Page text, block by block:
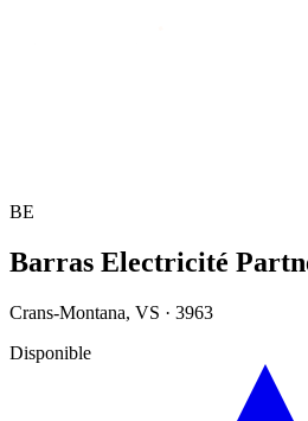
BE
Barras Electricité
Crans-Montana, VS · 3963
Disponible